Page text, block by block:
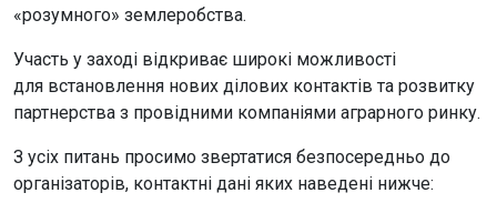
«розумного» землеробства.
Участь у заході відкриває широкі можливості
для встановлення нових ділових контактів та розвитку
партнерства з провідними компаніями аграрного ринку.
З усіх питань просимо звертатися безпосередньо до
організаторів, контактні дані яких наведені нижче: